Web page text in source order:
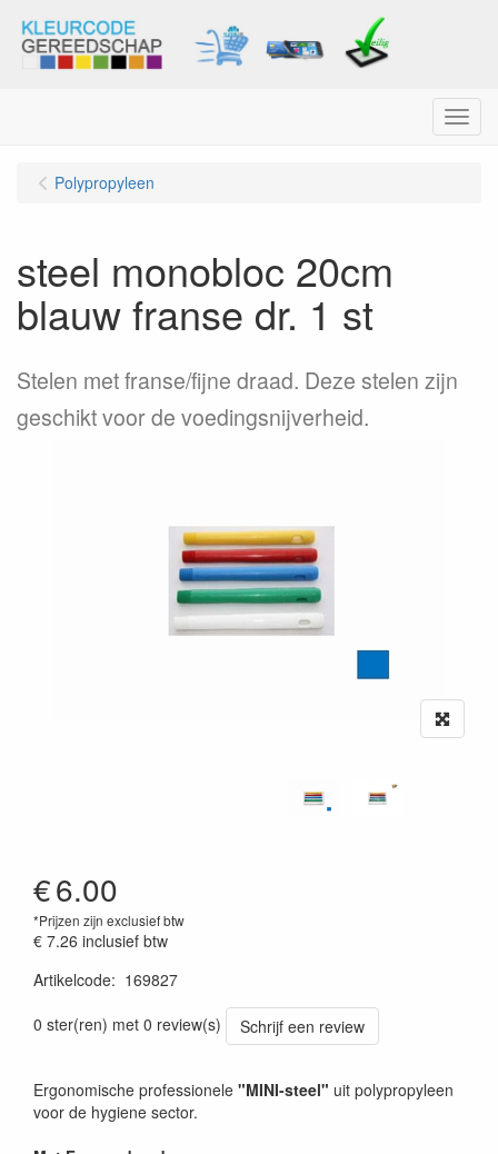
Menu
Polypropyleen
steel monobloc 20cm
blauw franse dr. 1 st
Stelen met franse/fijne draad. Deze stelen zijn
geschikt voor de voedingsnijverheid.
€6.00
*Prijzen zijn exclusief btw
€ 7.26 inclusief btw
Artikelcode: 169827
0 ster(ren) met 0 review(s)
Schrijf een review
Ergonomische professionele "MINI-steel" uit polypropyleen
voor de hygiene sector.